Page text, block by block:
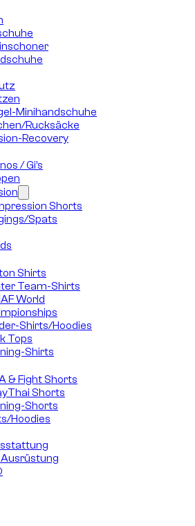
Minihandschuhe
Rucksäcke
Recovery
/ Gi’s
Shorts
Spats
Shirts
Team-Shirts
World
Shirts/Hoodies
Tops
Shirts
& Fight Shorts
Shorts
Shorts
Hoodies